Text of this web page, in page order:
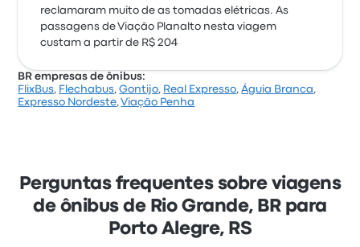
reclamaram muito de as tomadas elétricas. As
passagens de Viação Planalto nesta viagem
custam a partir de R$ 204
BR empresas de ônibus:
FlixBus, Flechabus,Gontijo, Real Expresso,Águia Branca,
Expresso Nordeste,Viação Penha
Perguntas frequentes sobre viagens
de ônibus de Rio Grande, BR para
Porto Alegre, RS